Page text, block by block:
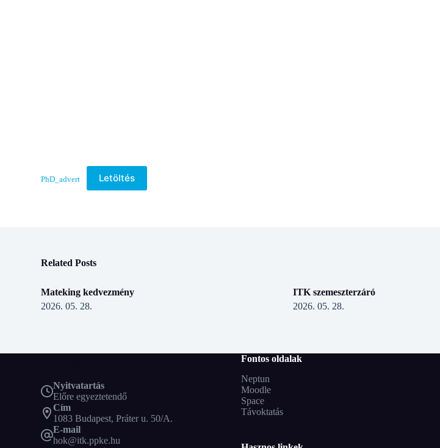
PhD_advert Letöltés
Related Posts
Mateking kedvezmény
2026. 05. 28.
ITK szemeszterzáró
2026. 05. 28.
Nyitvatartás
Előre egyeztetendő
Cím
1083 Budapest, Práter u. 50/A.
E-mail
hok@itk.ppke.hu
Fontos oldalak
Neptun
Moodle
Space
Távoktatás